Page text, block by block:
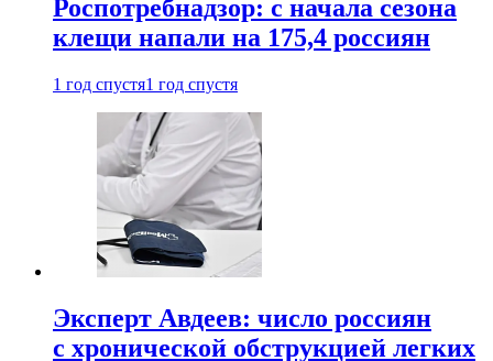
Роспотребнадзор: с начала сезона
клещи напали на 175,4 россиян
1 год спустя1 год спустя
Эксперт Авдеев: число россиян
с хронической обструкцией легких